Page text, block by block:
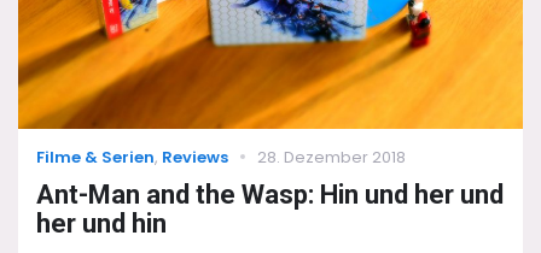
Categories
Filme & Serien, Reviews
Posted
28. Dezember 2018
Ant-Man and the Wasp: Hin und her und
her und hin